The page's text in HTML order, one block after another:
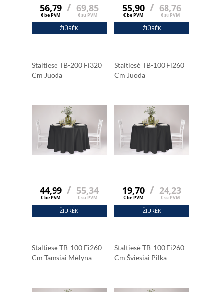
56,79
€ be PVM
/ 69,85
€ su PVM
ŽIŪRĖK
55,90
€ be PVM
/ 68,76
€ su PVM
ŽIŪRĖK
Staltiesė TB-200 Fi320
Cm Juoda
44,99
€ be PVM
/ 55,34
€ su PVM
ŽIŪRĖK
Staltiesė TB-100 Fi260
Cm Juoda
19,70
€ be PVM
/ 24,23
€ su PVM
ŽIŪRĖK
Staltiesė TB-100 Fi260
Cm Tamsiai Mėlyna
Staltiesė TB-100 Fi260
Cm Šviesiai Pilka